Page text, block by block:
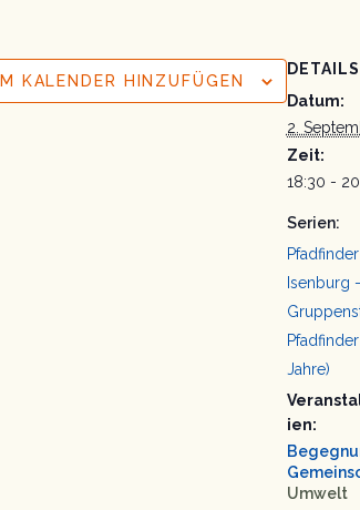
KALENDER HINZUFÜGEN
DETAILS
Datum:
2.
Zeit:
18:30 -
Serien:
Isenburg
Jahre)
ien:
Umwelt